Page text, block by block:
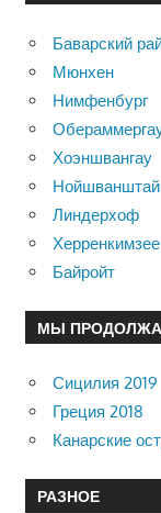
Баварский
Мюнхен
Нимфенбург
Хоэншвангау
Линдерхоф
Херренкимзее
Байройт
МЫ
Сицилия 2019
Греция 2018
Канарские
РАЗНОЕ